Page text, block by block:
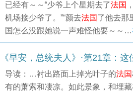
已经有～～“少爷上个星期去了法国
机场接少爷了。”“颜去法国了他去那
国怎么没跟她说一声难怪他要～～…
《早安，总统夫人》·第21章：
导读：…衬出路面上掉光叶子的法国
有的萧索和凄凉。如此景象，和埋